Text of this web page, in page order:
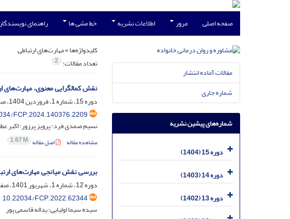
صفحه اصلی مرور اطلاعات نشریه خط مشی ها راهنمای
کلیدواژه‌ها =مهارت‌های ارتباطی
تعداد مقالات: 2
نقش کمالگرایی معنوی،
دوره 15، شماره 1، فروردین 1404، صفحه
FCP.2024.140376.2209
نسیم صمدی فرد؛ پرویز پرزور؛ اکبر
مشاهده مقاله اصل مقاله 1.67 M
بررسی نقش میانجی مهارت‌های
دوره 12، شماره 1، شهریور 1401، صفحه
10.22034/FCP.2022.62344
سیده سیما اولیایی؛ یداله قاسمی پور
مقالات آماده انتشار
شماره جاری
شماره‌های پیشین نشریه
دوره 15 (1404)
دوره 14 (1403)
دوره 13 (1402)